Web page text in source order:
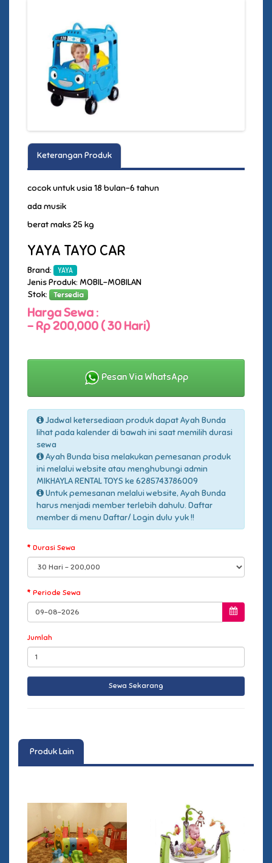
Keterangan Produk
cocok untuk usia 18 bulan-6 tahun
ada musik
berat maks 25 kg
YAYA TAYO CAR
Brand: YAYA
Jenis Produk: MOBIL-MOBILAN
Stok:
Tersedia
Harga Sewa :
- Rp 200,000 ( 30 Hari)
Pesan Via WhatsApp
Jadwal ketersediaan produk dapat Ayah Bunda
lihat pada kalender di bawah ini saat memilih durasi
sewa
Ayah Bunda bisa melakukan pemesanan produk
ini melalui website atau menghubungi admin
MIKHAYLA RENTAL TOYS ke 6285743786009
Untuk pemesanan melalui website, Ayah Bunda
harus menjadi member terlebih dahulu. Daftar
member di menu Daftar/ Login dulu yuk !!
Durasi Sewa
Periode Sewa
Jumlah
Produk Lain